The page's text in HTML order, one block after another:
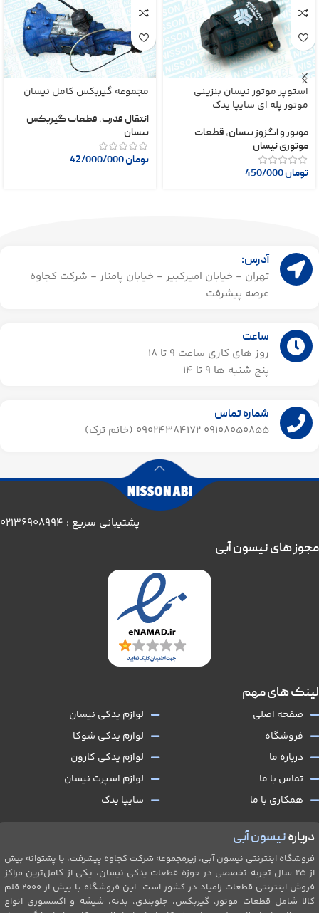
استوپر موتور نیسان بنزینی
موتور پله ای سایپا یدک
موتور و اگزوز نیسان, قطعات
موتوری نیسان
تومان
مجموعه گیربکس کامل نیسان
انتقال قدرت, قطعات گیربکس
نیسان
تومان
آدرس:
تهران - خیابان امیرکبیر - خیابان پامنار - شرکت کجاوه
عرصه پیشرفت
ساعت
روز های کاری ساعت ۹ تا 18
پنج شنبه ها 9 تا 14​
شماره تماس
09108050855 09024384172 (خانم ترک)
پشتیبانی سریع : 02136908994
دربارهنیسون آبی
فروشگاه اینترنتی نیسون آبی، زیرمجموعه شرکت کجاوه پیشرفت، با پشتوانه بیش
از ۲۵ سال تجربه تخصصی در حوزه قطعات یدکی نیسان، یکی از کامل‌ترین مراکز
فروش اینترنتی قطعات زامیاد در کشور است. این فروشگاه با بیش از 2۰۰۰ قلم
کالا شامل قطعات موتور، گیربکس، جلو‌بندی، بدنه، شیشه و اکسسوری انواع
لینک های مهم
صفحه اصلی
فروشگاه
درباره ما
تماس با ما
همکاری با ما
لوازم یدکی نیسان
لوازم یدکی شوکا
لوازم یدکی کارون
لوازم اسپرت نیسان
سایپا یدک
مجوز های نیسون آبی